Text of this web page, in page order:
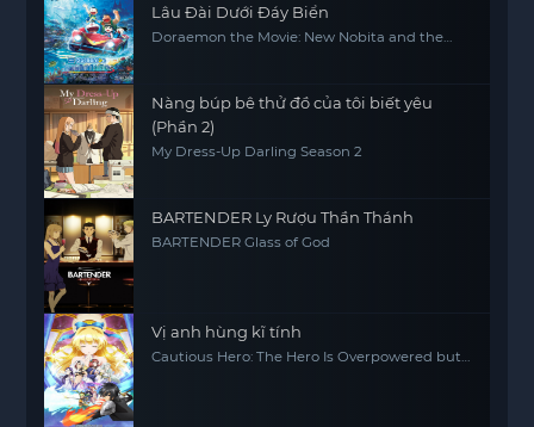
Lâu Đài Dưới Đáy Biển
Doraemon the Movie: New Nobita and the
Nàng búp bê thử đồ của tôi biết yêu
(Phần 2)
My Dress-Up Darling Season 2
BARTENDER Ly Rượu Thần Thánh
BARTENDER Glass of God
Vị anh hùng kĩ tính
Cautious Hero: The Hero Is Overpowered but